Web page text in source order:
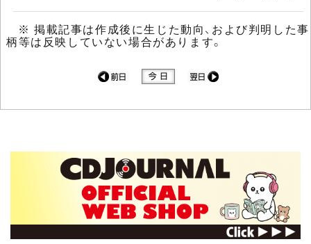
※ 掲載記事は作成後に生じた動向、および判明した事
柄等は反映していない場合があります。